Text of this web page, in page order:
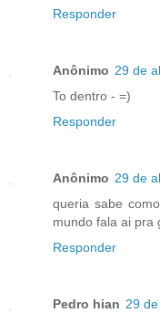
Responder
Anônimo 29 de
To dentro - =)
Responder
Anônimo 29 de
queria sabe
mundo fala ai pra
Responder
Pedro hian 29